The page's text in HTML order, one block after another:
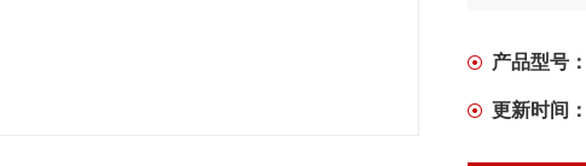
产品型号：
更新时间：